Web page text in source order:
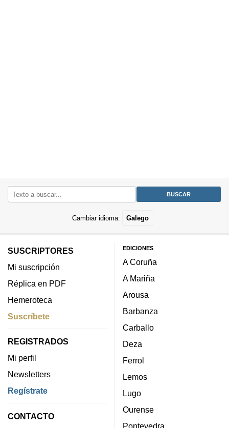
Cambiar idioma: Galego
SUSCRIPTORES
Mi suscripción
Réplica en PDF
Hemeroteca
Suscríbete
REGISTRADOS
Mi perfil
Newsletters
Regístrate
CONTACTO
EDICIONES
A Coruña
A Mariña
Arousa
Barbanza
Carballo
Deza
Ferrol
Lemos
Lugo
Ourense
Pontevedra